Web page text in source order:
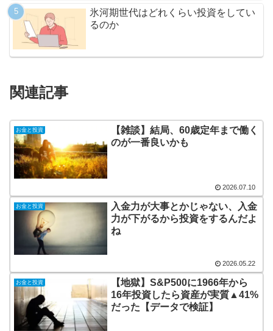
氷河期世代はどれくらい投資をしてい
るのか
関連記事
お金と投資
【雑談】結局、60歳定年まで働く
のが一番良いかも
2026.07.10
お金と投資
入金力が大事とかじゃない、入金
力が下がるから投資をするんだよ
ね
2026.05.22
お金と投資
【地獄】S&P500に1966年から
16年投資したら資産が実質▲41%
だった【データで検証】